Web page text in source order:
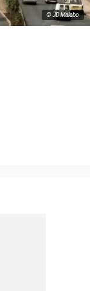
© JD Malabo